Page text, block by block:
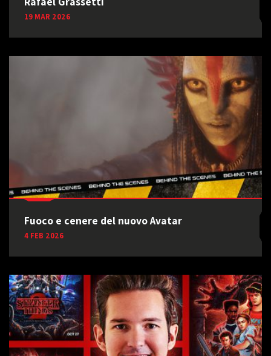
19 MAR 2026
Fuoco e cenere del nuovo Avatar
4 FEB 2026